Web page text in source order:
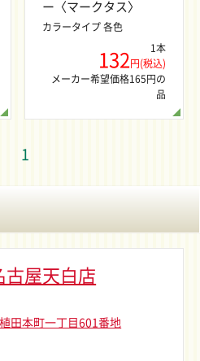
ー〈マークタス〉
カラータイプ 各色
1本
132円(税込)
メーカー希望価格165円の
品
1
屋天白店
田本町一丁目601番地